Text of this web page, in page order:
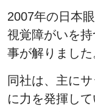
2007年の日本
視覚障がいを
事が解りました
同社は、主に
に力を発揮し